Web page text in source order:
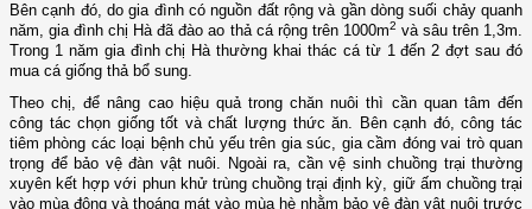
Bên cạnh đó, do gia đình có nguồn đất rộng và gần dòng suối chảy quanh
năm, gia đình chị Hà đã đào ao thả cá rộng trên 1000m2 và sâu trên 1,3m.
Trong 1 năm gia đình chị Hà thường khai thác cá từ 1 đến 2 đợt sau đó
mua cá giống thả bổ sung.
Theo chị, để nâng cao hiệu quả trong chăn nuôi thì cần quan tâm đến
công tác chọn giống tốt và chất lượng thức ăn. Bên cạnh đó, công tác
tiêm phòng các loại bệnh chủ yếu trên gia súc, gia cầm đóng vai trò quan
trọng để bảo vệ đàn vật nuôi. Ngoài ra, cần vệ sinh chuồng trại thường
xuyên kết hợp với phun khử trùng chuồng trại định kỳ, giữ ấm chuồng trại
vào mùa đông và thoáng mát vào mùa hè nhằm bảo vệ đàn vật nuôi trước